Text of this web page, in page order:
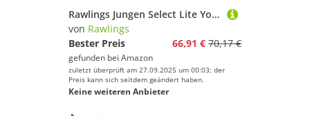
Rawlings Jungen Select Lite Youth Baseballhandschuh | Pro Player Modelle | Größen 26,7 cm – 31,1 cm | mehrere Stile Handschuh, BO Bichette | Schwarz, 11.5" | Infield
von Rawlings
Bester Preis
66,91 € 70,17 €
gefunden bei Amazon
zuletzt überprüft am 27.09.2025 um 00:03; der
Preis kann sich seitdem geändert haben.
Keine weiteren Anbieter